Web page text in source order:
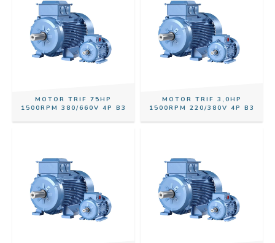
MOTOR TRIF 75HP
1500RPM 380/660V 4P B3
MOTOR TRIF 3,0HP
1500RPM 220/380V 4P B3